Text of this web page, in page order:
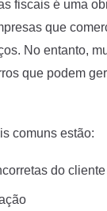
fiscais é uma
que
No entanto,
que podem
comuns estão:
do cliente